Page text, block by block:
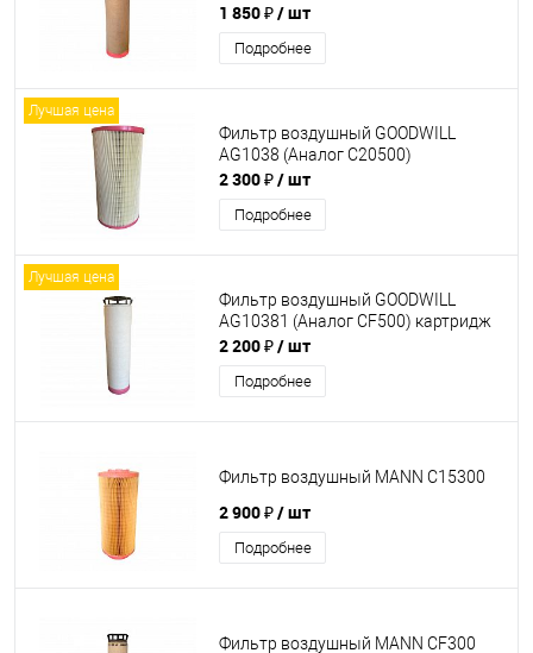
1 850 ₽/ шт
Подробнее
Лучшая цена
Фильтр воздушный GOODWILL
AG1038 (Аналог C20500)
2 300 ₽/ шт
Подробнее
Лучшая цена
Фильтр воздушный GOODWILL
AG10381 (Аналог CF500) картридж
2 200 ₽/ шт
Подробнее
Фильтр воздушный MANN C15300
2 900 ₽/ шт
Подробнее
Фильтр воздушный MANN CF300